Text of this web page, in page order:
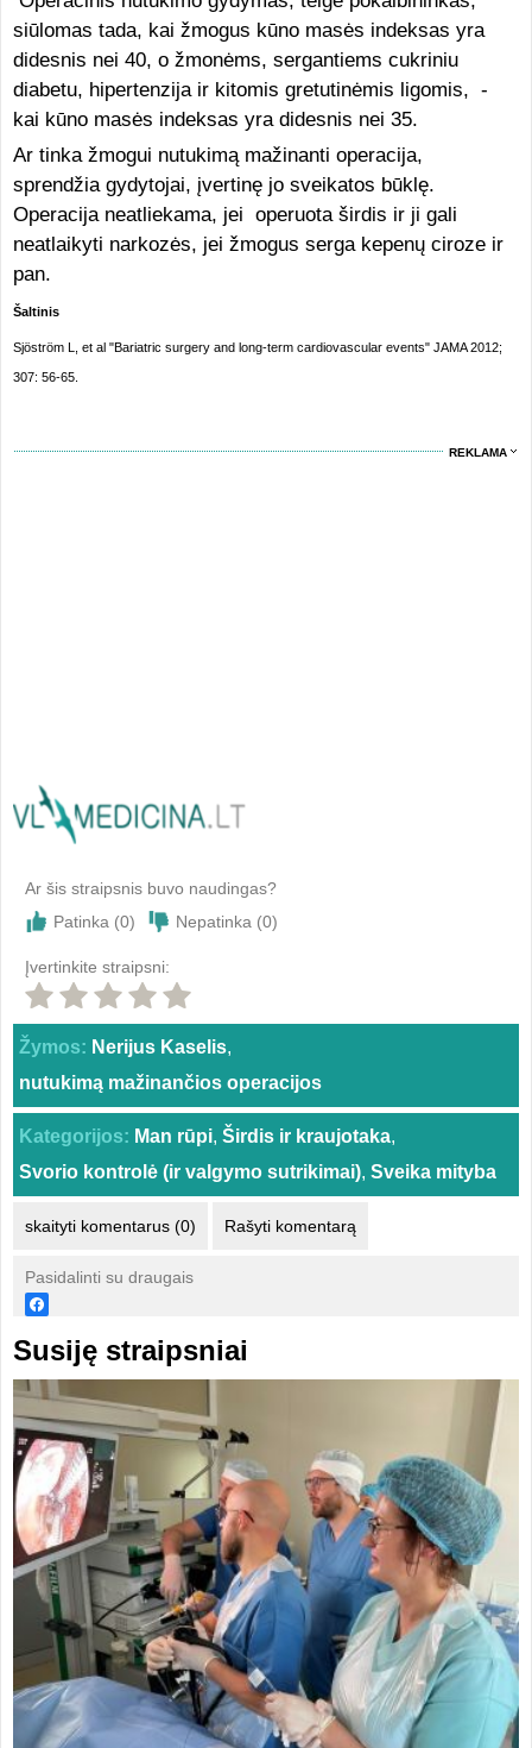
siūlomas tada, kai žmogus kūno masės indeksas yra
didesnis nei 40, o žmonėms, sergantiems cukriniu
diabetu, hipertenzija ir kitomis gretutinėmis ligomis, -
kai kūno masės indeksas yra didesnis nei 35.
Ar tinka žmogui nutukimą mažinanti operacija,
sprendžia gydytojai, įvertinę jo sveikatos būklę.
Operacija neatliekama, jei operuota širdis ir ji gali
neatlaikyti narkozės, jei žmogus serga kepenų ciroze ir
pan.
Šaltinis
Sjöström L, et al "Bariatric surgery and long-term cardiovascular events" JAMA 2012;
307: 56-65.
REKLAMA
Ar šis straipsnis buvo naudingas?
Patinka (0) Nepatinka (0)
Įvertinkite straipsni:
Žymos: Nerijus Kaselis,
nutukimą mažinančios operacijos
Kategorijos: Man rūpi, Širdis ir kraujotaka,
Svorio kontrolė (ir valgymo sutrikimai), Sveika mityba
skaityti komentarus (0) Rašyti komentarą
Pasidalinti su draugais
Susiję straipsniai